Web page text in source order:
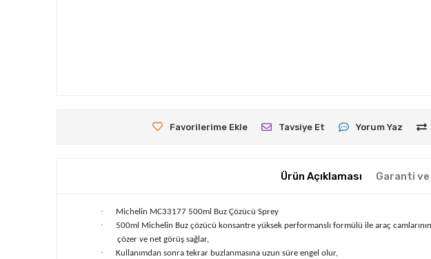
Favorilerime Ekle Tavsiye Et Yorum Yaz
Ürün Açıklaması Garanti
· Michelin MC33177 500ml Buz Çözücü Sprey
·
500ml Michelin Buz çözücü konsantre yüksek performanslı formülü ile araç
çözer ve net görüş sağlar,
· Kullanımdan sonra tekrar buzlanmasına uzun süre engel olur,